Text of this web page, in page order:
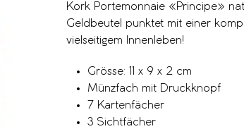
Kork Portemonnaie «Principe»
Geldbeutel punktet mit einer
vielseitigem Innenleben!
Grösse: 11 x 9 x 2 cm
Münzfach mit Druckknopf
7 Kartenfächer
3 Sichtfächer